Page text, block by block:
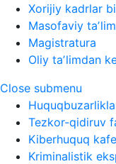
Xorijiy kadrlar
Masofaviy
Magistratura
Oliy taʼlimdan
Close submenu
Tezkor-qidiruv
Kiberhuquq
Kriminalistik